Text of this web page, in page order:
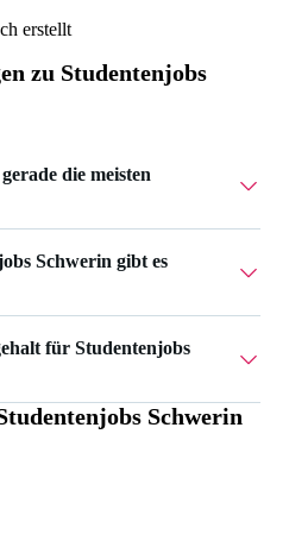
erstellt
zu Studentenjobs
die meisten
Schwerin gibt es
für Studentenjobs
Schwerin ist
Schwerin